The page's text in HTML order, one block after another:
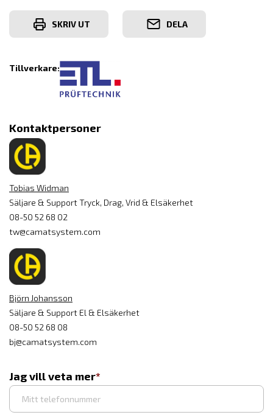
SKRIV UT DELA
Tillverkare:
Kontaktpersoner
Tobias Widman
Säljare & Support Tryck, Drag, Vrid & Elsäkerhet
08-50 52 68 02
tw@camatsystem.com
Björn Johansson
Säljare & Support El & Elsäkerhet
08-50 52 68 08
bj@camatsystem.com
Jag vill veta mer